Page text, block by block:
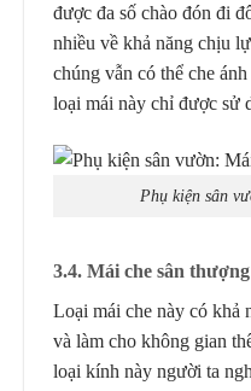
được đa số chào đón đi
nhiều về khả năng chịu
chúng vẫn có thể che
loại mái này chỉ được sử
Phụ kiện sân
3.4. Mái che sân
Loại mái che này có khả
và làm cho không gian
loại kính này người ta